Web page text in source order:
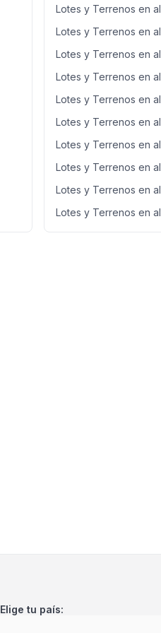
Lotes y Terrenos en
Lotes y Terrenos en
Lotes y Terrenos en
Lotes y Terrenos en
Lotes y Terrenos en
Lotes y Terrenos en
Lotes y Terrenos en
Lotes y Terrenos en
Lotes y Terrenos en
Lotes y Terrenos en
Elige tu país: